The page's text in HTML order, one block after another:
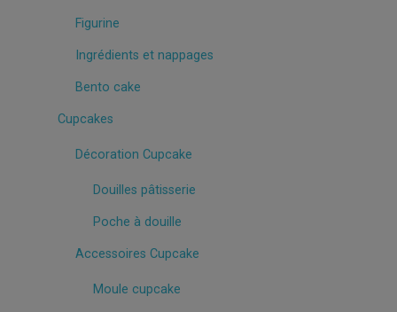
Figurine
Ingrédients et nappages
Bento cake
Cupcakes
Décoration Cupcake
Douilles pâtisserie
Poche à douille
Accessoires Cupcake
Moule cupcake